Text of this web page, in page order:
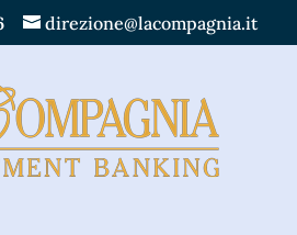
direzione@lacompagnia.it